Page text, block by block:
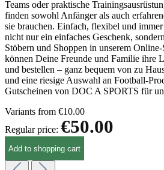
Teams oder praktische
finden sowohl Anfänger als auch
sie brauchen. Einfach, flexibel und immer
nicht nur ein einfaches Geschenk,
Stöbern und Shoppen in unserem
können Deine Freunde und Familie ihre
und bestellen – ganz bequem von zu
und eine riesige Auswahl an Football-
Gutscheinen von DOC A SPORTS für
Variants from €10.00
Regular price: €50.00
Add to shopping cart